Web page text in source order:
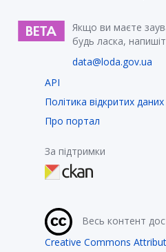
Якщо ви маєте
будь ласка,
data@loda.gov.ua
API
Політика відкритих даних
Про портал
За підтримки
Весь контент
Creative Commons